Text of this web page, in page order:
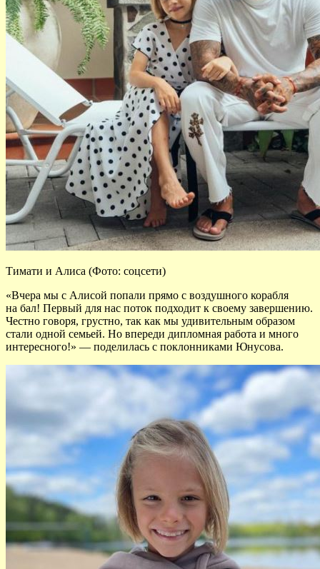
Тимати и Алиса (Фото: соцсети)
«Вчера мы с Алисой попали прямо с воздушного корабля
на бал! Первый для нас поток подходит к своему завершению.
Честно говоря, грустно, так как мы удивительным образом
стали одной семьей. Но впереди дипломная работа и много
интересного!» — поделилась с поклонниками Юнусова.